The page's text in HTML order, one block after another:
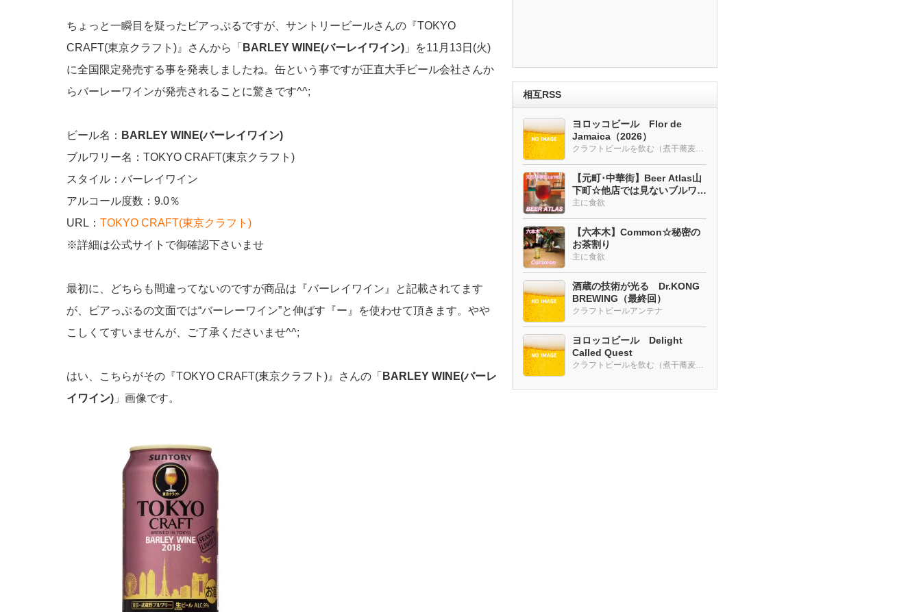
ちょっと一瞬目を疑ったビアっぷるですが、サントリービールさんの『TOKYO
CRAFT(東京クラフト)』さんから「 BARLEY WINE(バーレイワイン) 」を11月13日(火)
に全国限定発売する事を発表しましたね。缶という事ですが正直大手ビール会社さんか
らバーレーワインが発売されることに驚きです^^;
ビール名： BARLEY WINE(バーレイワイン)
ブルワリー名：TOKYO CRAFT(東京クラフト)
スタイル：バーレイワイン
アルコール度数：9.0％
URL： TOKYO CRAFT(東京クラフト)
※詳細は公式サイトで御確認下さいませ
最初に、どちらも間違ってないのですが商品は『バーレイワイン』と記載されてます
が、ビアっぷるの文面では“バーレーワイン”と伸ばす『ー』を使わせて頂きます。やや
こしくてすいませんが、ご了承くださいませ^^;
はい、こちらがその『TOKYO CRAFT(東京クラフト)』さんの「 BARLEY WINE(バーレ
イワイン) 」画像です。
相互RSS
ヨロッコビール Flor de
Jamaica（2026）
クラフトビールを飲む（煮干蕎麦も・・・）
【元町･中華街】Beer Atlas山
下町☆他店では見ないブルワリ
ー多め
主に食欲
【六本木】Common☆秘密の
お茶割り
主に食欲
酒蔵の技術が光る Dr.KONG
BREWING（最終回）
クラフトビールアンテナ
ヨロッコビール Delight
Called Quest
クラフトビールを飲む（煮干蕎麦も・・・）